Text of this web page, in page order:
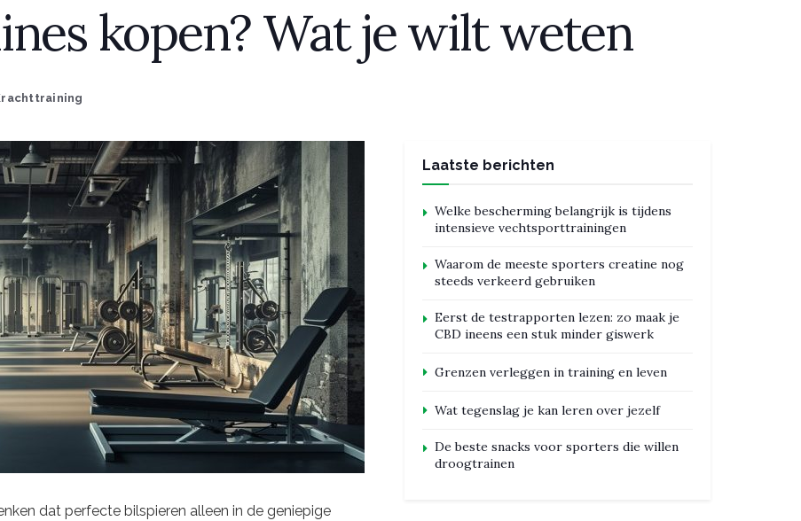
kopen? Wat je wilt weten
dat perfecte bilspieren alleen in de geniepige
Laatste berichten
Welke bescherming belangrijk is tijdens
intensieve vechtsporttrainingen
Waarom de meeste sporters creatine nog
steeds verkeerd gebruiken
Eerst de testrapporten lezen: zo maak je
CBD ineens een stuk minder giswerk
Grenzen verleggen in training en leven
Wat tegenslag je kan leren over jezelf
De beste snacks voor sporters die willen
droogtrainen